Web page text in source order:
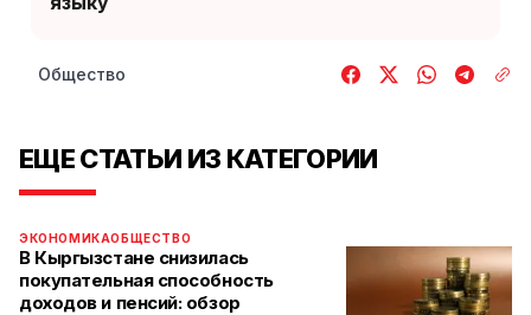
Общество
ЕЩЕ СТАТЬИ ИЗ КАТЕГОРИИ
ЭКОНОМИКАОБЩЕСТВО
В Кыргызстане снизилась
покупательная способность
доходов и пенсий: обзор